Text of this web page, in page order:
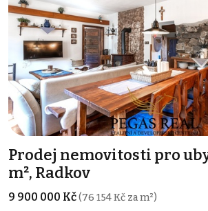
Prodej nemovitosti pro
m², Radkov
9 900 000 Kč(76 154 Kč za m²)